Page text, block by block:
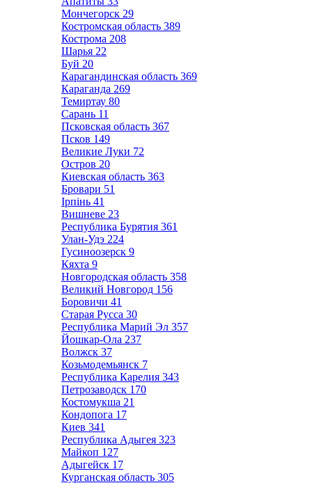
Мончегорск 29
Костромская область 389
Кострома 208
Шарья 22
Буй 20
Карагандинская область 369
Караганда 269
Темиртау 80
Сарань 11
Псковская область 367
Псков 149
Великие Луки 72
Остров 20
Киевская область 363
Бровари 51
Ірпінь 41
Вишневе 23
Республика Бурятия 361
Улан-Удэ 224
Гусиноозерск 9
Кяхта 9
Новгородская область 358
Великий Новгород 156
Боровичи 41
Старая Русса 30
Республика Марий Эл 357
Йошкар-Ола 237
Волжск 37
Козьмодемьянск 7
Республика Карелия 343
Петрозаводск 170
Костомукша 21
Кондопога 17
Киев 341
Республика Адыгея 323
Майкоп 127
Адыгейск 17
Курганская область 305